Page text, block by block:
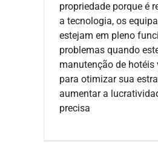
propriedade porque é
a tecnologia, os
estejam em pleno
problemas quando
manutenção de hotéis
para otimizar sua
aumentar a
precisa